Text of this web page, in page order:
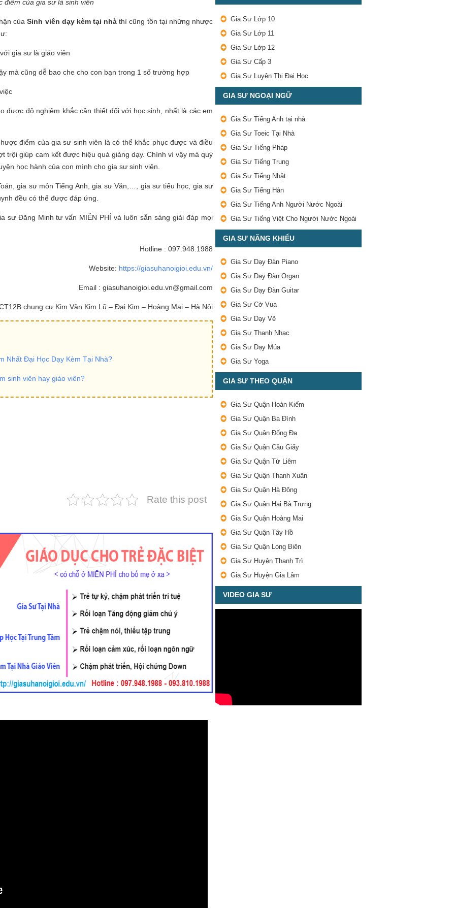
điểm của gia sư là sinh viên
củaSinh viên dạy kèm tại nhàthì cũng tồn tại những nhược
gia sư là giáo viên
mà cũng dễ bao che cho con bạn trong 1 số trường hợp
được độ nghiêm khắc cần thiết đối với học sinh, nhất là các em
điểm của gia sư sinh viên là có thể khắc phục được và điều
trội giúp cam kết được hiệu quả giảng dạy. Chính vì vậy mà quý
học hành của con mình cho gia sư sinh viên.
gia sư môn Tiếng Anh, gia sư Văn,…, gia sư tiểu học, gia sư
đều có thể được đáp ứng.
sư Đăng Minh tư vấn MIỄN PHÍ và luôn sẵn sàng giải đáp mọi
Hotline : 097.948.1988
Website: https://giasuhanoigioi.edu.vn/
Email : giasuhanoigioi.edu.vn@gmail.com
chung cư Kim Văn Kim Lũ – Đại Kim – Hoàng Mai – Hà Nội
Nhất Đại Học Dạy Kèm Tại Nhà?
sinh viên hay giáo viên?
Rate this post
Gia Sư Lớp 10
Gia Sư Lớp 11
Gia Sư Lớp 12
Gia Sư Cấp 3
Gia Sư Luyện Thi Đại Học
GIA SƯ NGOẠI NGỮ
Gia Sư Tiếng Anh tại nhà
Gia Sư Toeic Tại Nhà
Gia Sư Tiếng Pháp
Gia Sư Tiếng Trung
Gia Sư Tiếng Nhật
Gia Sư Tiếng Hàn
Gia Sư Tiếng Anh Người Nước Ngoài
Gia Sư Tiếng Việt Cho Người Nước Ngoài
GIA SƯ NĂNG KHIẾU
Gia Sư Dạy Đàn Piano
Gia Sư Dạy Đàn Organ
Gia Sư Dạy Đàn Guitar
Gia Sư Cờ Vua
Gia Sư Dạy Vẽ
Gia Sư Thanh Nhạc
Gia Sư Dạy Múa
Gia Sư Yoga
GIA SƯ THEO QUẬN
Gia Sư Quận Hoàn Kiếm
Gia Sư Quận Ba Đình
Gia Sư Quận Đống Đa
Gia Sư Quận Cầu Giấy
Gia Sư Quận Từ Liêm
Gia Sư Quận Thanh Xuân
Gia Sư Quận Hà Đông
Gia Sư Quận Hai Bà Trưng
Gia Sư Quận Hoàng Mai
Gia Sư Quận Tây Hồ
Gia Sư Quận Long Biên
Gia Sư Huyện Thanh Trì
Gia Sư Huyện Gia Lâm
VIDEO GIA SƯ